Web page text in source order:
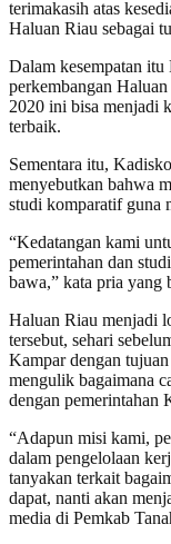
terimakasih atas
Haluan Riau sebagai
Dalam kesempatan
perkembangan
2020 ini bisa menjadi
terbaik.
Sementara itu,
menyebutkan bahwa
studi komparatif guna
“Kedatangan kami
pemerintahan dan
bawa,” kata pria yang
Haluan Riau menjadi
tersebut, sehari
Kampar dengan
mengulik bagaimana
dengan pemerintahan
“Adapun misi kami,
dalam pengelolaan
tanyakan terkait
dapat, nanti akan
media di Pemkab